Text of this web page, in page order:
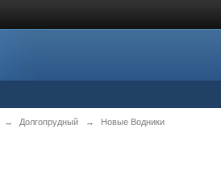
→ Долгопрудный → Новые Водники